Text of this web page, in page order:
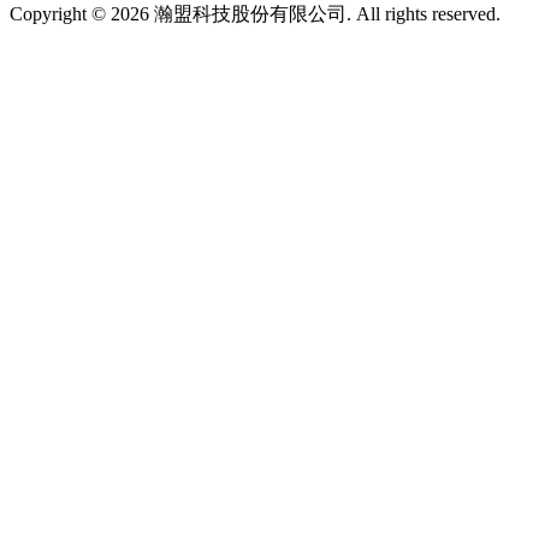
Copyright © 2026 瀚盟科技股份有限公司. All rights reserved.